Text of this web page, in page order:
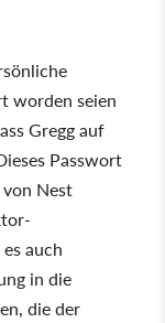
worden seien
Gregg auf
Passwort
Nest
auch
in die
die der